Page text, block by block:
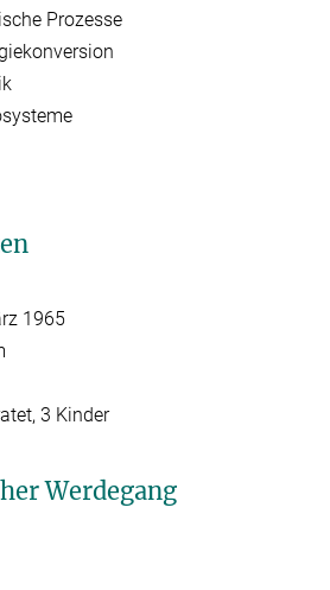
Prozesse
1965
3 Kinder
Werdegang